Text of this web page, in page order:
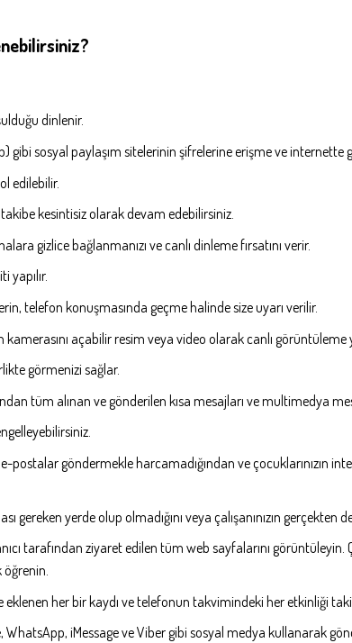
dinlenir.
gibi sosyal paylaşım sitelerinin şifrelerine erişme ve internette
edilebilir.
kesintisiz olarak devam edebilirsiniz.
gizlice bağlanmanızı ve canlı dinleme fırsatını verir.
yapılır.
telefon konuşmasında geçme halinde size uyarı verilir.
açabilir resim veya video olarak canlı görüntüleme
görmenizi sağlar.
tüm alınan ve gönderilen kısa mesajları ve multimedya
e-postalar göndermekle harcamadığından ve çocuklarınızın
yerde olup olmadığını veya çalışanınızın gerçekten de
tarafından ziyaret edilen tüm web sayfalarını görüntüleyin.
öğrenin.
her bir kaydı ve telefonun takvimindeki her etkinliği
WhatsApp, iMessage ve Viber gibi sosyal medya kullanarak